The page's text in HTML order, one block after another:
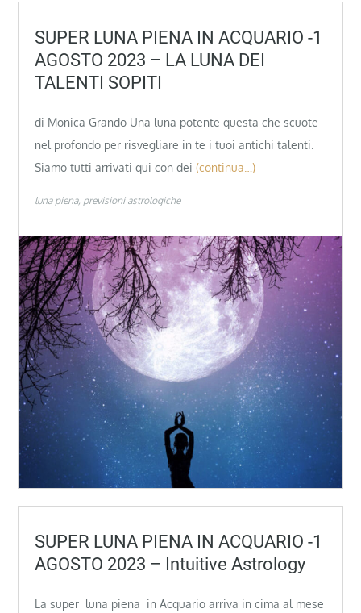
SUPER LUNA PIENA IN ACQUARIO -1
AGOSTO 2023 – LA LUNA DEI
TALENTI SOPITI
di Monica Grando Una luna potente questa che scuote
nel profondo per risvegliare in te i tuoi antichi talenti.
Siamo tutti arrivati qui con dei (continua…)
luna piena previsioni astrologiche
SUPER LUNA PIENA IN ACQUARIO -1
AGOSTO 2023 – Intuitive Astrology
La super luna piena in Acquario arriva in cima al mese